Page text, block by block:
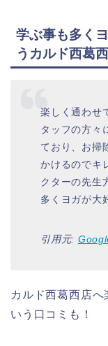
学ぶ事も多く
うカルド西葛
楽しく通わせ
タッフの方々
ており、お掃
かけるのでキ
クターの先生
多くヨガが大
引用元:
カルド西葛西店
いう口コミも！